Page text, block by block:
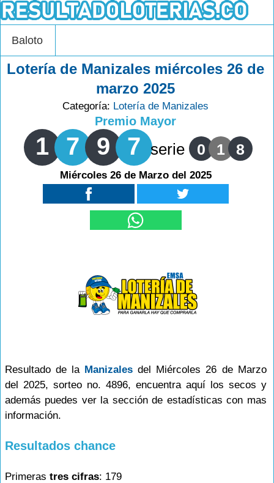
Baloto
Lotería de Manizales miércoles 26 de
marzo 2025
Categoría: Lotería de Manizales
Premio Mayor
1 7 9 7 serie 0 1 8
Miércoles 26 de Marzo del 2025
Resultado de la Manizales del Miércoles 26 de Marzo
del 2025, sorteo no. 4896, encuentra aquí los secos y
además puedes ver la sección de estadísticas con mas
información.
Resultados chance
Primeras tres cifras: 179